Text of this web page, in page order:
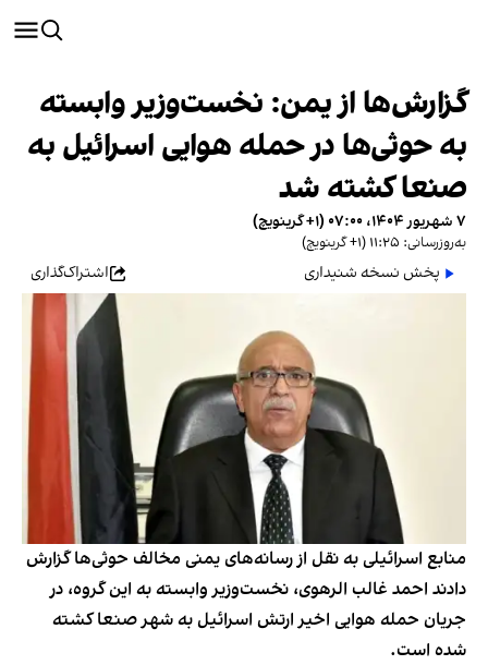
گزارش‌ها از یمن: نخست‌وزیر وابسته
به حوثی‌ها در حمله هوایی اسرائیل به
صنعا کشته شد
۷ شهریور ۱۴۰۴، ۰۷:۰۰ (‎+۱ گرینویچ)
به‌روزرسانی: ۱۱:۲۵ (‎+۱ گرینویچ)
پخش نسخه شنیداری اشتراک‌گذاری
منابع اسرائیلی به نقل از رسانه‌های یمنی مخالف حوثی‌‌ها گزارش
دادند احمد غالب الرهوی، نخست‌وزیر وابسته به این گروه، در
جریان حمله هوایی اخیر ارتش اسرائیل به شهر صنعا کشته
شده است.